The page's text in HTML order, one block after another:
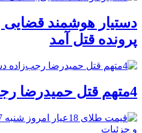
دستیار هوشمند
پرونده قتل آمد
4متهم قتل حمیدرضا رجب‌زاده دستگیر شدند